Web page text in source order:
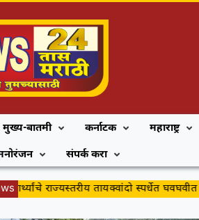
मुख्य-बातमी कर्नाटक महाराष्ट्र
संपर्क करा
राज्यस्तरीय तायक्वांदो स्पर्धेत घवघवीत यश